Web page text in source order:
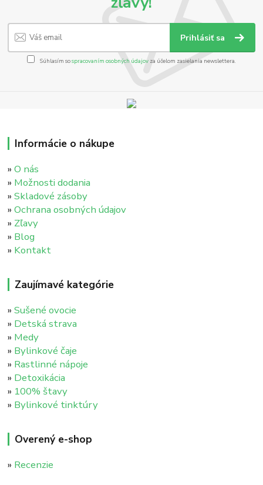
Prihlásiť sa
Súhlasím sospracovaním osobných údajov za účelom zasielania newslettera.
Informácie o nákupe
»O nás
» Možnosti dodania
»Skladové zásoby
»Ochrana osobných údajov
» Zľavy
» Blog
» Kontakt
Zaujímavé kategórie
»Sušené ovocie
» Detská strava
» Medy
» Bylinkové čaje
» Rastlinné nápoje
» Detoxikácia
» 100% štavy
» Bylinkové tinktúry
Overený e-shop
» Recenzie